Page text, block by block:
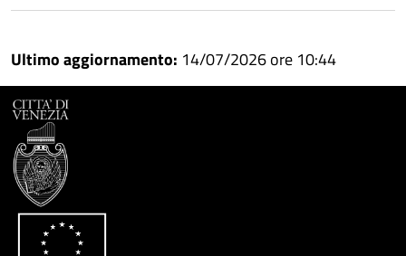
Ultimo aggiornamento: 14/07/2026 ore 10:44